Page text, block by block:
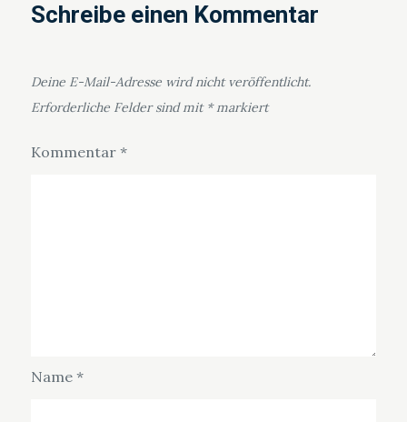
Schreibe einen Kommentar
Deine E-Mail-Adresse wird nicht veröffentlicht.
Erforderliche Felder sind mit *markiert
Kommentar *
Name *